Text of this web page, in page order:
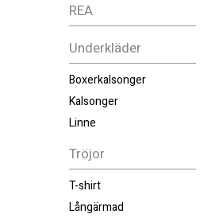
REA
Underkläder
Boxerkalsonger
Kalsonger
Linne
Tröjor
T-shirt
Långärmad